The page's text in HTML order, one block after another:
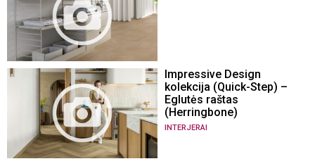
Impressive Design
kolekcija (Quick-Step) –
Eglutės raštas
(Herringbone)
INTERJERAI